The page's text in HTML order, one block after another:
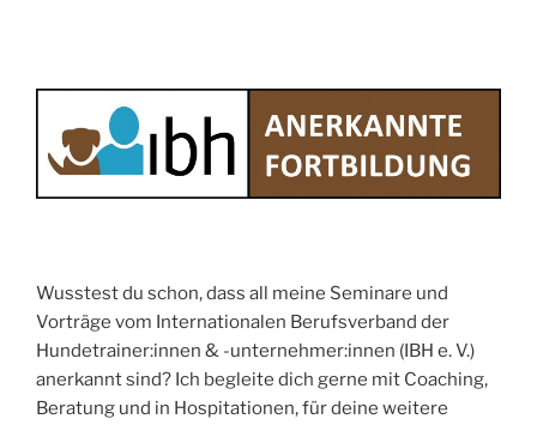
Wusstest du schon, dass all meine Seminare und
Vorträge vom Internationalen Berufsverband der
Hundetrainer:innen & -unternehmer:innen (IBH e. V.)
anerkannt sind? Ich begleite dich gerne mit Coaching,
Beratung und in Hospitationen, für deine weitere